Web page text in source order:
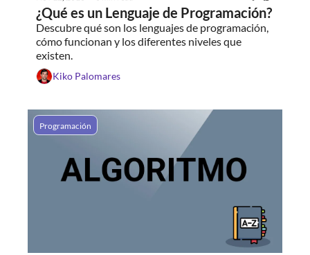
¿Qué es un Lenguaje de Programación?
Descubre qué son los lenguajes de programación,
cómo funcionan y los diferentes niveles que
existen.
Kiko Palomares
Programación